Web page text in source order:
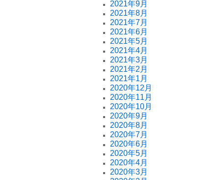
2021年9月
2021年8月
2021年7月
2021年6月
2021年5月
2021年4月
2021年3月
2021年2月
2021年1月
2020年12月
2020年11月
2020年10月
2020年9月
2020年8月
2020年7月
2020年6月
2020年5月
2020年4月
2020年3月